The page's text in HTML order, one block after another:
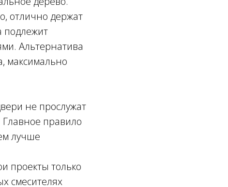
отлично держат
подлежит
Альтернатива
максимально
не прослужат
правило
лучше
проекты только
смесителях